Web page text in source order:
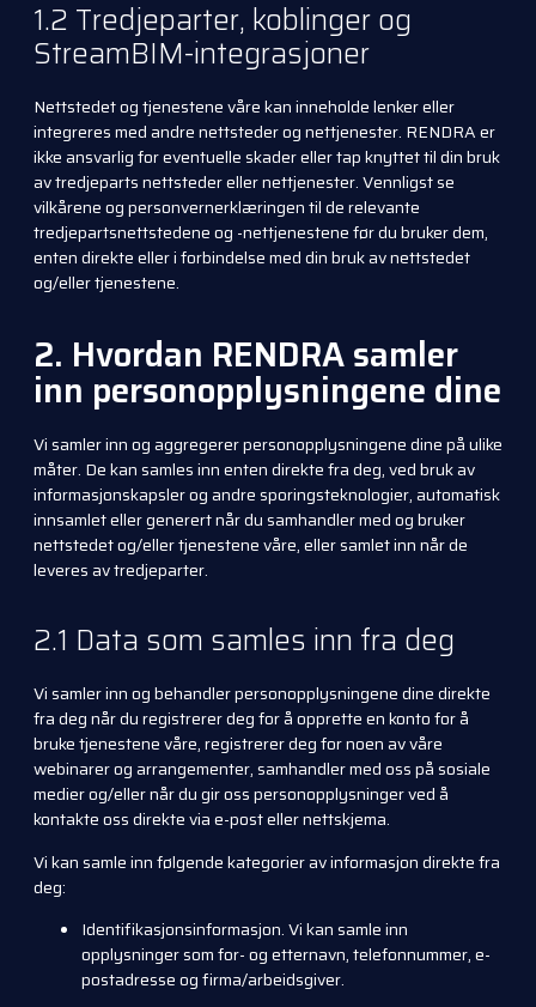
1.2 Tredjeparter, koblinger og
StreamBIM-integrasjoner
Nettstedet og tjenestene våre kan inneholde lenker eller
integreres med andre nettsteder og nettjenester. RENDRA er
ikke ansvarlig for eventuelle skader eller tap knyttet til din bruk
av tredjeparts nettsteder eller nettjenester. Vennligst se
vilkårene og personvernerklæringen til de relevante
tredjepartsnettstedene og -nettjenestene før du bruker dem,
enten direkte eller i forbindelse med din bruk av nettstedet
og/eller tjenestene.
2. Hvordan RENDRA samler
inn personopplysningene dine
Vi samler inn og aggregerer personopplysningene dine på ulike
måter. De kan samles inn enten direkte fra deg, ved bruk av
informasjonskapsler og andre sporingsteknologier, automatisk
innsamlet eller generert når du samhandler med og bruker
nettstedet og/eller tjenestene våre, eller samlet inn når de
leveres av tredjeparter.
2.1 Data som samles inn fra deg
Vi samler inn og behandler personopplysningene dine direkte
fra deg når du registrerer deg for å opprette en konto for å
bruke tjenestene våre, registrerer deg for noen av våre
webinarer og arrangementer, samhandler med oss på sosiale
medier og/eller når du gir oss personopplysninger ved å
kontakte oss direkte via e-post eller nettskjema.
Vi kan samle inn følgende kategorier av informasjon direkte fra
deg:
Identifikasjonsinformasjon. Vi kan samle inn
opplysninger som for- og etternavn, telefonnummer, e-
postadresse og firma/arbeidsgiver.